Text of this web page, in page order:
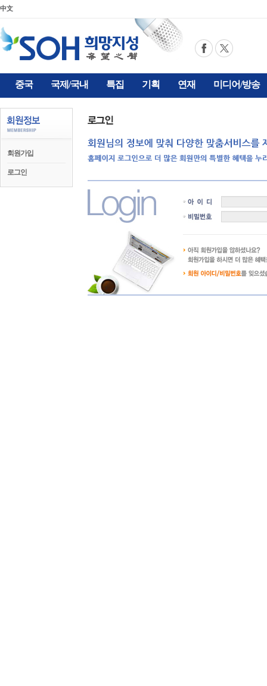
中文
중국 국제/국내 특집 기획 연재 미디어/방송
회원가입
로그인